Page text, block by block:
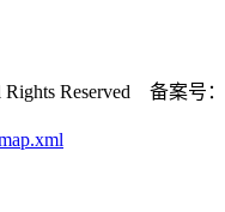
Reserved 备案号：